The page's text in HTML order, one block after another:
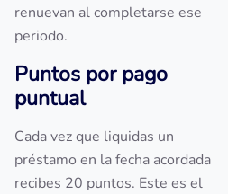
renuevan al completarse ese
periodo.
Puntos por pago
puntual
Cada vez que liquidas un
préstamo en la fecha acordada
recibes 20 puntos. Este es el